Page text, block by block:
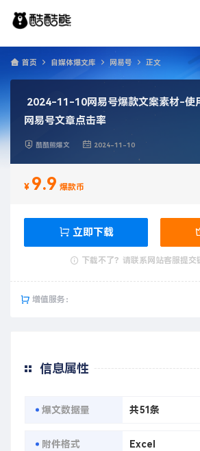
首页 自媒体爆文库 网易号 正文
2024-11-10网易号爆款文案素材-使
网易号文章点击率
酷酷熊爆文 2024-11-10
¥ 9.9 爆款币
立即下载
下载不了？请联系网站客服提交
增值服务：
信息属性
爆文数据量 共51条
附件格式 Excel